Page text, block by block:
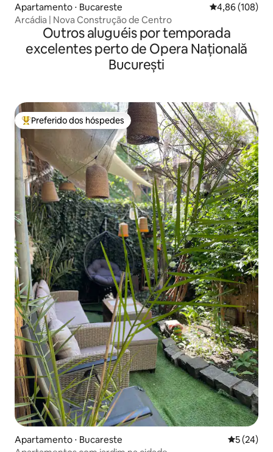
Apartamento ⋅ Bucareste 4,86 de uma
4,86 (108)
Arcádia | Nova Construção de Centro
Outros aluguéis por temporada
excelentes perto de Opera Națională
București
Entre os melhores preferidos dos hóspedes
Preferido dos hóspedes
Apartamento ⋅ Bucareste 5 de uma
5 (24)